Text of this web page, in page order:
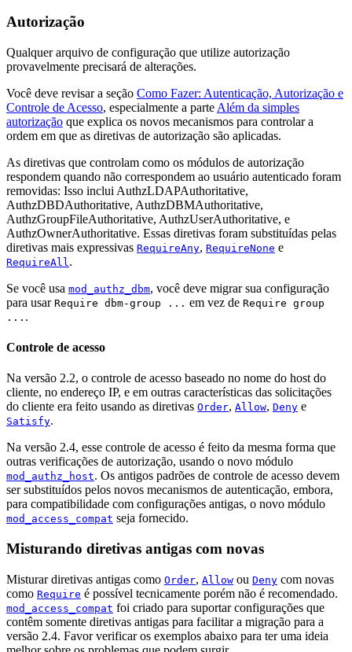
Autorização
Qualquer arquivo de configuração que utilize autorização
provavelmente precisará de alterações.
Você deve revisar a seção Como Fazer: Autenticação, Autorização e
Controle de Acesso, especialmente a parte Além da simples
autorização que explica os novos mecanismos para controlar a
ordem em que as diretivas de autorização são aplicadas.
As diretivas que controlam como os módulos de autorização
respondem quando não correspondem ao usuário autenticado foram
removidas: Isso inclui AuthzLDAPAuthoritative,
AuthzDBDAuthoritative, AuthzDBMAuthoritative,
AuthzGroupFileAuthoritative, AuthzUserAuthoritative, e
AuthzOwnerAuthoritative. Essas diretivas foram substituídas pelas
diretivas mais expressivas RequireAny, RequireNone e
RequireAll .
Se você usa mod_authz_dbm, você deve migrar sua configuração
para usar Require dbm-group ... em vez de Require group
... .
Controle de acesso
Na versão 2.2, o controle de acesso baseado no nome do host do
cliente, no endereço IP, e em outras características das solicitações
do cliente era feito usando as diretivas Order, Allow, Deny e
Satisfy.
Na versão 2.4, esse controle de acesso é feito da mesma forma que
outras verificações de autorização, usando o novo módulo
mod_authz_host. Os antigos padrões de controle de acesso devem
ser substituídos pelos novos mecanismos de autenticação, embora,
para compatibilidade com configurações antigas, o novo módulo
mod_access_compat seja fornecido.
Misturando diretivas antigas com novas
Misturar diretivas antigas como Order, Allow ou Deny com novas
como Require é possível tecnicamente porém não é recomendado.
mod_access_compat foi criado para suportar configurações que
contêm somente diretivas antigas para facilitar a migração para a
versão 2.4. Favor verificar os exemplos abaixo para ter uma ideia